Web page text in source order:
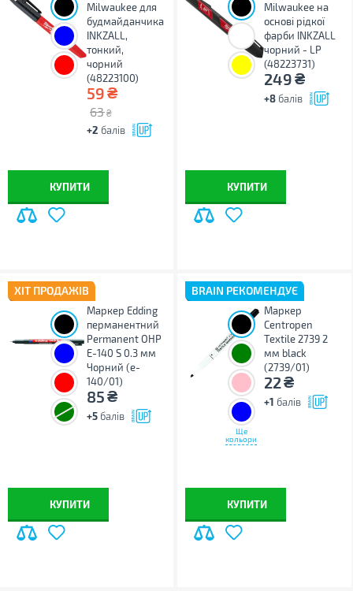
Milwaukee для
будмайданчика
INKZALL,
тонкий,
чорний
(48223100)
59₴
63 ₴
+2 балів
КУПИТИ
Milwaukee на
основі рідкої
фарби INKZALL
чорний - LP
(48223731)
249₴
+8 балів
КУПИТИ
ХІТ ПРОДАЖІВ
Маркер Edding
перманентний
Permanent ОНР
E-140 S 0.3 мм
Чорний (e-
140/01)
85₴
+5 балів
КУПИТИ
BRAIN РЕКОМЕНДУЄ
Ще
кольори
Маркер
Centropen
Textile 2739 2
мм black
(2739/01)
22₴
+1 балів
КУПИТИ